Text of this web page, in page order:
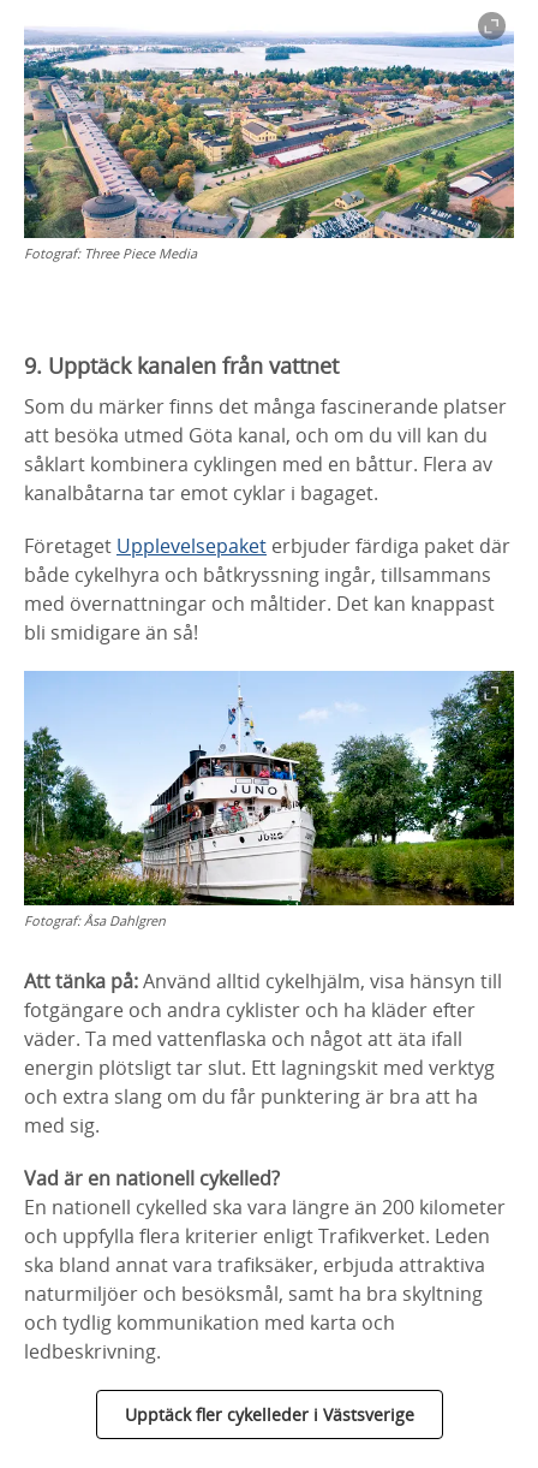
Fotograf: Three Piece Media
9. Upptäck kanalen från vattnet
Som du märker finns det många fascinerande platser
att besöka utmed Göta kanal, och om du vill kan du
såklart kombinera cyklingen med en båttur. Flera av
kanalbåtarna tar emot cyklar i bagaget.
Företaget Upplevelsepaket erbjuder färdiga paket där
både cykelhyra och båtkryssning ingår, tillsammans
med övernattningar och måltider. Det kan knappast
bli smidigare än så!
Fotograf: Åsa Dahlgren
Att tänka på:Använd alltid cykelhjälm, visa hänsyn till
fotgängare och andra cyklister och ha kläder efter
väder. Ta med vattenflaska och något att äta ifall
energin plötsligt tar slut. Ett lagningskit med verktyg
och extra slang om du får punktering är bra att ha
med sig.
Vad är en nationell cykelled?
En nationell cykelled ska vara längre än 200 kilometer
och uppfylla flera kriterier enligt Trafikverket. Leden
ska bland annat vara trafiksäker, erbjuda attraktiva
naturmiljöer och besöksmål, samt ha bra skyltning
och tydlig kommunikation med karta och
ledbeskrivning.
Upptäck fler cykelleder i Västsverige